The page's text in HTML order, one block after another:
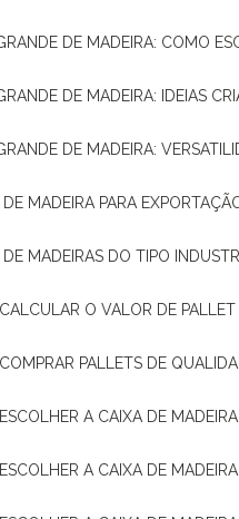
GRANDE DE MADEIRA: COMO
DE MADEIRA: IDEIAS
DE MADEIRA:
DE MADEIRA PARA
DE MADEIRAS DO TIPO
CALCULAR O VALOR DE
COMPRAR PALLETS DE
ESCOLHER A CAIXA DE
ESCOLHER A CAIXA DE